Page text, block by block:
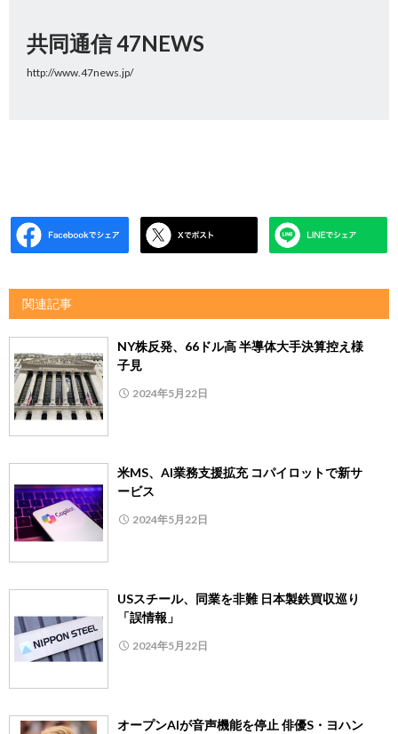
共同通信 47NEWS
http://www.47news.jp/
関連記事
NY株反発、66ドル高 半導体大手決算控え様
子見
2024年5月22日
米MS、AI業務支援拡充 コパイロットで新サ
ービス
2024年5月22日
USスチール、同業を非難 日本製鉄買収巡り
「誤情報」
2024年5月22日
オープンAIが音声機能を停止 俳優S・ヨハン